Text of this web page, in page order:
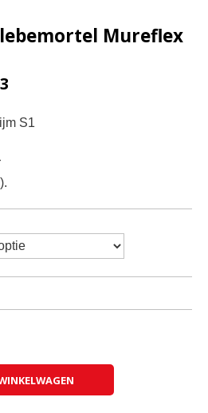
Mureflex
tot
S1
Mureflex MFK 51 wit aantal